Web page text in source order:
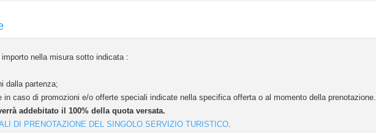
nella misura sotto indicata :
dalla partenza;
in caso di promozioni e/o offerte speciali indicate nella specifica offerta o al momento della prenotazione.
addebitato il 100% della quota versata.
DI PRENOTAZIONE DEL SINGOLO SERVIZIO TURISTICO.